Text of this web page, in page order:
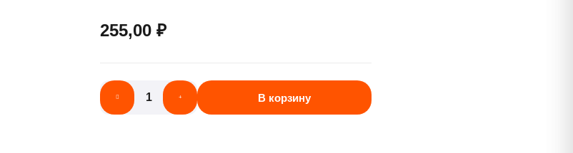
255,00 ₽
В корзину